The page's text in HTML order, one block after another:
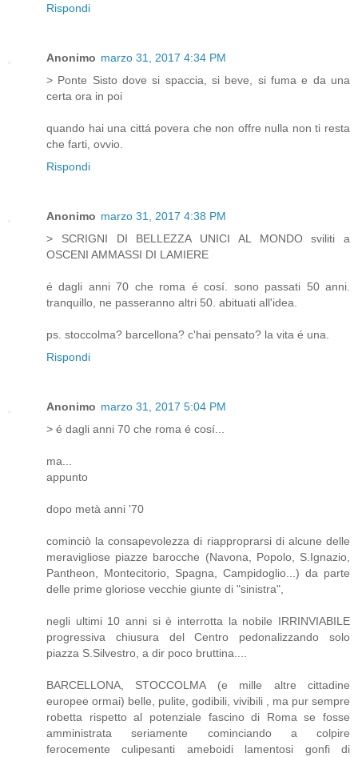
Rispondi
Anonimo marzo 31, 2017 4:34 PM
> Ponte Sisto dove si spaccia, si beve, si fuma e da una
certa ora in poi
quando hai una cittá povera che non offre nulla non ti resta
che farti, ovvio.
Rispondi
Anonimo marzo 31, 2017 4:38 PM
> SCRIGNI DI BELLEZZA UNICI AL MONDO sviliti a
OSCENI AMMASSI DI LAMIERE
é dagli anni 70 che roma é cosí. sono passati 50 anni.
tranquillo, ne passeranno altri 50. abituati all'idea.
ps. stoccolma? barcellona? c'hai pensato? la vita é una.
Rispondi
Anonimo marzo 31, 2017 5:04 PM
> é dagli anni 70 che roma é cosí...
ma...
appunto
dopo metà anni '70
cominciò la consapevolezza di riapproprarsi di alcune delle
meravigliose piazze barocche (Navona, Popolo, S.Ignazio,
Pantheon, Montecitorio, Spagna, Campidoglio...) da parte
delle prime gloriose vecchie giunte di "sinistra",
negli ultimi 10 anni si è interrotta la nobile IRRINVIABILE
progressiva chiusura del Centro pedonalizzando solo
piazza S.Silvestro, a dir poco bruttina....
BARCELLONA, STOCCOLMA (e mille altre cittadine
europee ormai) belle, pulite, godibili, vivibili , ma pur sempre
robetta rispetto al potenziale fascino di Roma se fosse
amministrata seriamente cominciando a colpire
ferocemente culipesanti ameboidi lamentosi gonfi di